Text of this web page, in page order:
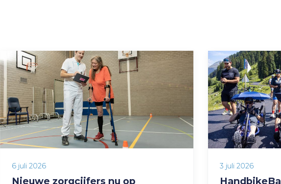
6 juli 2026
Nieuwe zorgcijfers nu op
3 juli 2026